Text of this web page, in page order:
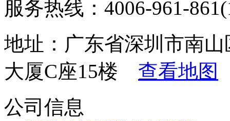
服务热线：4006-961-
地址：广东省深圳市南
大厦C座15楼 查看地图
公司信息